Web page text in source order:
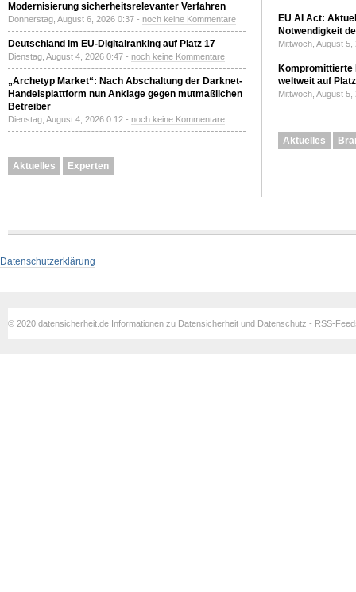
Modernisierung sicherheitsrelevanter Verfahren
Donnerstag, August 6, 2026 0:37 - noch keine Kommentare
Deutschland im EU-Digitalranking auf Platz 17
Dienstag, August 4, 2026 0:47 - noch keine Kommentare
„Archetyp Market“: Nach Abschaltung der Darknet-
Handelsplattform nun Anklage gegen mutmaßlichen
Betreiber
Dienstag, August 4, 2026 0:12 - noch keine Kommentare
Aktuelles Experten
EU AI Act:
Notwendigkeit
Mittwoch, August
Kompromittierte
weltweit auf
Mittwoch, August
Aktuelles
Datenschutzerklärung
© 2020 datensicherheit.de Informationen zu Datensicherheit und Datenschutz - RSS-